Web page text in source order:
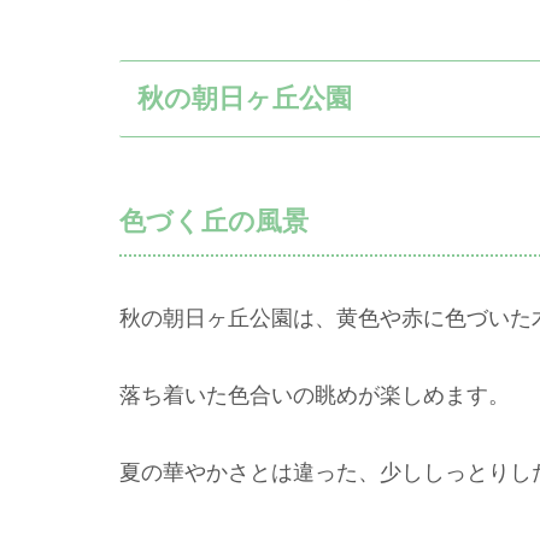
秋の朝日ヶ丘公園
色づく丘の風景
秋の朝日ヶ丘公園は、黄色や赤に色づいた
落ち着いた色合いの眺めが楽しめます。
夏の華やかさとは違った、少ししっとりし